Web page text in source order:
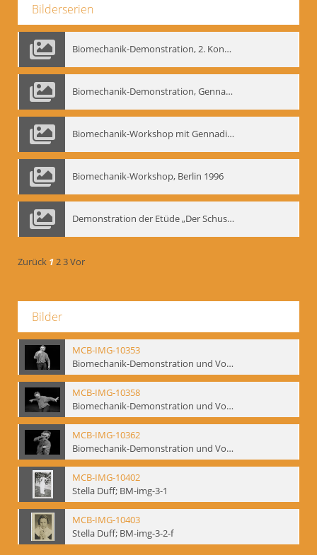
Bilderserien
Biomechanik-Demonstration, 2. Kongress der EMF, Mai 1995
Biomechanik-Demonstration, Gennadij Bogdanow im Berliner Ensemble, 04.10.1991
Biomechanik-Workshop mit Gennadij Nikolajewitsch Bogdanow im Mime Centrum Berlin, 1991
Biomechanik-Workshop, Berlin 1996
Demonstration der Etüde „Der Schuss mit dem Bogen“ durch Gennadij Nikolajewitsch Bogdanow, Berlin 1991
Zurück 123Vor
Bilder
MCB-IMG-10353
Biomechanik-Demonstration und Vortrag, Berliner Ensemble, 04.10.1991
MCB-IMG-10358
Biomechanik-Demonstration und Vortrag, Berliner Ensemble, 04.10.1991
MCB-IMG-10362
Biomechanik-Demonstration und Vortrag, Berliner Ensemble, 04.10.1991
MCB-IMG-10402
Stella Duff; BM-img-3-1
MCB-IMG-10403
Stella Duff; BM-img-3-2-f